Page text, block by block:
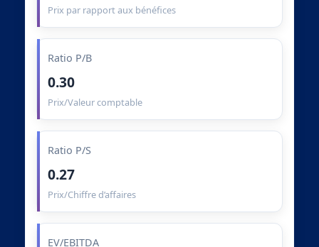
Prix par rapport aux bénéfices
Ratio P/B
0.30
Prix/Valeur comptable
Ratio P/S
0.27
Prix/Chiffre d’affaires
EV/EBITDA